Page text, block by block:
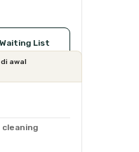
List
awal